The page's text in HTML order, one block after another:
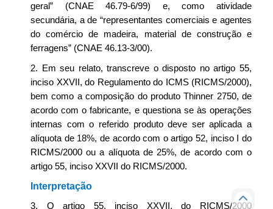
geral” (CNAE 46.79-6/99) e, como atividade
secundária, a de “representantes comerciais e agentes
do comércio de madeira, material de construção e
ferragens” (CNAE 46.13-3/00).
2. Em seu relato, transcreve o disposto no artigo 55,
inciso XXVII, do Regulamento do ICMS (RICMS/2000),
bem como a composição do produto Thinner 2750, de
acordo com o fabricante, e questiona se às operações
internas com o referido produto deve ser aplicada a
alíquota de 18%, de acordo com o artigo 52, inciso I do
RICMS/2000 ou a alíquota de 25%, de acordo com o
artigo 55, inciso XXVII do RICMS/2000.
Interpretação
3. O artigo 55, inciso XXVII, do RICMS/2000